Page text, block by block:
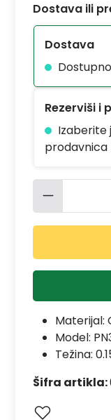
Dostava ili
Dostava
Dostupno
Rezerviši i
Izaberite
prodavnica
Količina
Materijal:
Model:
Težina:
Šifra artikla: